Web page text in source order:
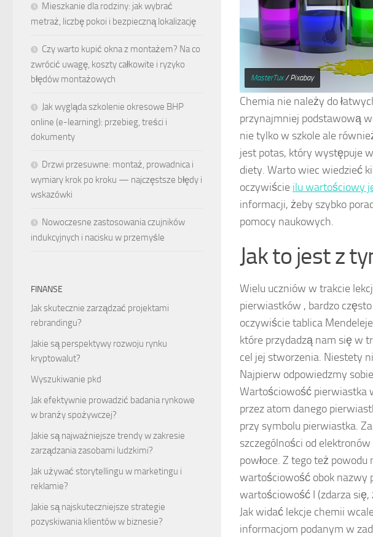
MasterTux/ Pixabay
Chemia nie należy do
przynajmniej podstawową
nie tylko w szkole ale
jest potas, który występuje
diety. Warto wiec wiedzieć
oczywiście ilu wartościowy
informacji, żeby szybko
pomocy naukowych.
Jak to jest z
Wielu uczniów w trakcie
pierwiastków , bardzo
oczywiście tablica
które przydadzą nam się w
cel jej stworzenia. Niestety
Najpierw odpowiedzmy
Wartościowość pierwiastka
przez atom danego
przy symbolu pierwiastka.
szczególności od
powłoce. Z tego też
wartościowość obok nazwy
wartościowość I (zdarza
Jak widać lekcje chemii
informacjom podanym w
Mieszkanie dla rodziny: jak wybrać
metraż, liczbę pokoi i bezpieczną lokalizację
Czy warto kupić okna z montażem? Na co
zwrócić uwagę, koszty całkowite i ryzyko
błędów montażowych
Jak wygląda szkolenie okresowe BHP
online (e-learning): przebieg, treści i
dokumenty
Drzwi przesuwne: montaż, prowadnica i
wymiary krok po kroku — najczęstsze błędy i
wskazówki
Nowoczesne zastosowania czujników
indukcyjnych i nacisku w przemyśle
FINANSE
Jak skutecznie zarządzać projektami
rebrandingu?
Jakie są perspektywy rozwoju rynku
kryptowalut?
Wyszukiwanie pkd
Jak efektywnie prowadzić badania rynkowe
w branży spożywczej?
Jakie są najważniejsze trendy w zakresie
zarządzania zasobami ludzkimi?
Jak używać storytellingu w marketingu i
reklamie?
Jakie są najskuteczniejsze strategie
pozyskiwania klientów w biznesie?